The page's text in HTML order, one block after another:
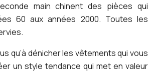
main chinent des pièces qui
60 aux années 2000. Toutes les
qu’à dénicher les vêtements qui vous
un style tendance qui met en valeur